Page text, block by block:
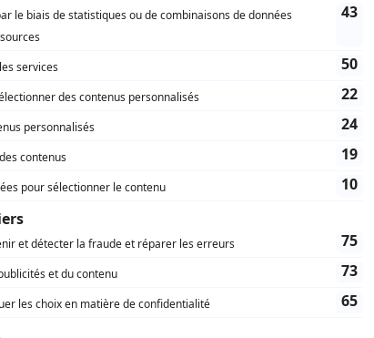
concert aura lieu dans le foyer 1 de la salle.
journée, musiciens amateurs et professionnels se
compositeurs classiques inspirés par le folklore de leur